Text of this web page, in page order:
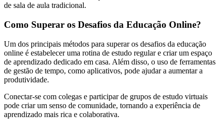
de sala de aula tradicional.
Como Superar os Desafios da Educação Online?
Um dos principais métodos para superar os desafios da educação
online é estabelecer uma rotina de estudo regular e criar um espaço
de aprendizado dedicado em casa. Além disso, o uso de ferramentas
de gestão de tempo, como aplicativos, pode ajudar a aumentar a
produtividade.
Conectar-se com colegas e participar de grupos de estudo virtuais
pode criar um senso de comunidade, tornando a experiência de
aprendizado mais rica e colaborativa.